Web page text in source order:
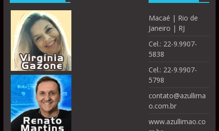
Macaé | Rio de
Janeiro | RJ
Cel.: 22-9.9907-
5838
Cel.: 22-9.9907-
5798
contato@azullima
o.com.br
www.azullimao.co